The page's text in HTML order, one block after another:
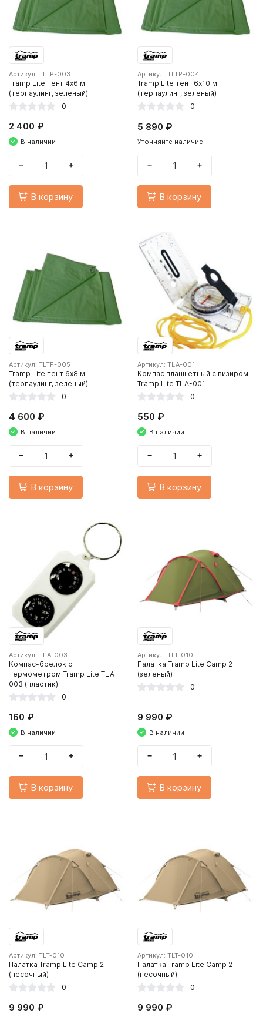
Артикул: TLTP-003
Tramp Lite тент 4х6 м
(терпаулинг, зеленый)
0
2 400 ₽
В наличии
− +
В корзину
Артикул: TLTP-004
Tramp Lite тент 6х10 м
(терпаулинг, зеленый)
0
5 890 ₽
Уточняйте наличие
− +
В корзину
Артикул: TLTP-005
Tramp Lite тент 6х8 м
(терпаулинг, зеленый)
0
4 600 ₽
В наличии
− +
В корзину
Артикул: TLA-001
Компас планшетный с визиром
Tramp Lite TLA-001
0
550 ₽
В наличии
− +
В корзину
Артикул: TLA-003
Компас-брелок с
термометром Tramp Lite TLA-
003 (пластик)
0
160 ₽
В наличии
− +
В корзину
Артикул: TLT-010
Палатка Tramp Lite Camp 2
(зеленый)
0
9 990 ₽
В наличии
− +
В корзину
Артикул: TLT-010
Палатка Tramp Lite Camp 2
(песочный)
0
9 990 ₽
Артикул: TLT-010
Палатка Tramp Lite Camp 2
(песочный)
0
9 990 ₽